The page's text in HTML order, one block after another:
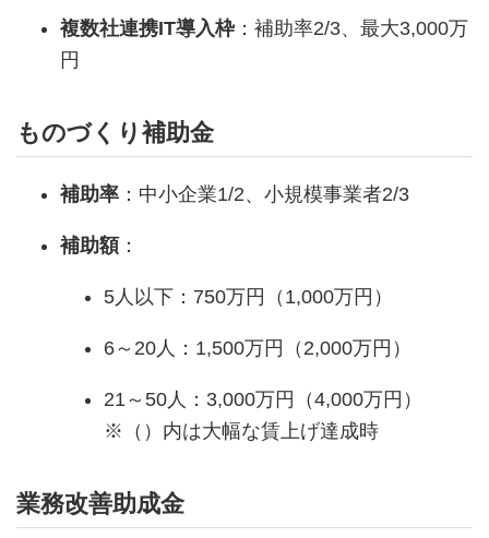
複数社連携IT導入枠：補助率2/3、最大3,000万
円
ものづくり補助金
補助率 ：中小企業1/2、小規模事業者2/3
補助額 ：
5人以下：750万円（1,000万円）
6～20人：1,500万円（2,000万円）
21～50人：3,000万円（4,000万円）
※（）内は大幅な賃上げ達成時
業務改善助成金